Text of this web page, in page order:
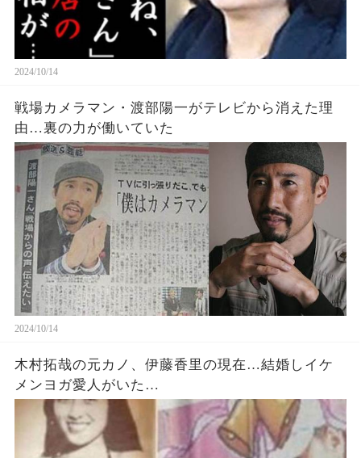
2024/10/14
戦場カメラマン・渡部陽一がテレビから消えた理
由…裏の力が働いていた
2024/10/14
木村拓哉の元カノ、伊藤香里の現在…結婚しイケ
メンヨガ愛人がいた…